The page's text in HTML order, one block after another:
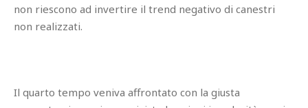
non riescono ad invertire il trend negativo di canestri
non realizzati.
Il quarto tempo veniva affrontato con la giusta